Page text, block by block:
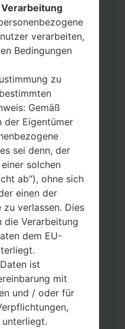
flashen und auf die
zurücksetzen
CSC_***, in einem
HOME_CSC_***
Gerät aus und
Modus. Alle
, Lautstärke- und
Leiser-Tasten
das Telefon mit
PC an.
, Lauter- und
Kabel an und
und Bixbi-Tasten
und Lauter-
Telefon an den PC
erkennt Ihr Gerät
wird auf dem
verarbeiten,
Bedingungen
zu
Gemäß
der Eigentümer
sei denn, der
solchen
ab"), ohne sich
einen der
zu verlassen. Dies
Verarbeitung
dem EU-
ist
mit
und / oder für